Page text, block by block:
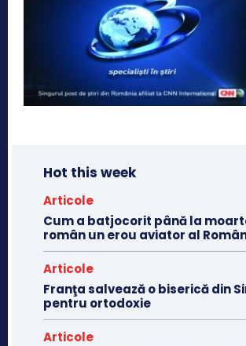
Hot this week
Articole
Cum a batjocorit până la
român un erou aviator al
Articole
Franţa salvează o biserică din
pentru ortodoxie
Articole